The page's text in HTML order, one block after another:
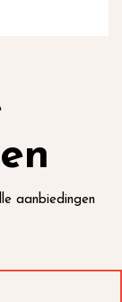
aanbiedingen